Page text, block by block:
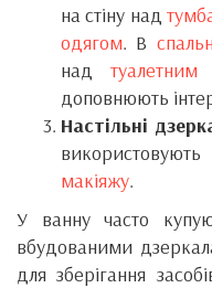
на стіну над
одягом. В
над туалетним
доповнюють
Настільні
макіяжу.
У ванну часто
вбудованими
для зберігання